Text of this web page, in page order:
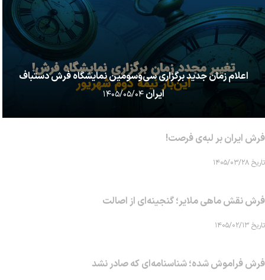
اعلام زمان جدید برگزاری سی‌وسومین نمایشگاه فرش دستباف
ایران۱۴۰۵/۰۵/۰۴
فرش ایران بر لبه‌ی فرصت!
تاریخ ۱۴۰۵/۰۳/۲۸
فرش نقش ماهی‌ ملایر؛ گنجینه‌ای از اصالت
تاریخ ۱۴۰۵/۰۲/۱۳
فرش فراموش شده؛ شناسنامه‌ای که صادر نشد